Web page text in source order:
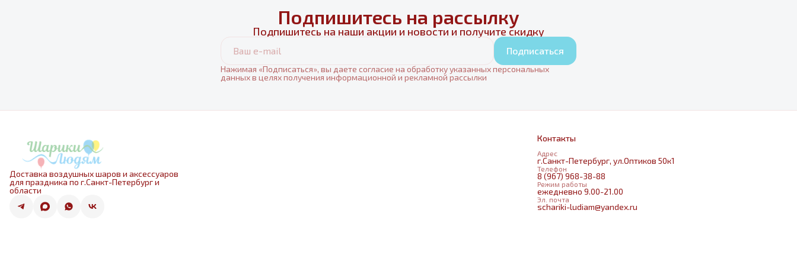
Подпишитесь на рассылку
Подпишитесь на наши акции и новости и получите скидку
Подписаться
Нажимая «Подписаться», вы даете согласие на обработку указанных персональных
данных в целях получения информационной и рекламной рассылки
Доставка воздушных шаров и аксессуаров
для праздника по г.Санкт-Петербург и
области
Контакты
Адрес
г.Санкт-Петербург, ул.Оптиков 50к1
Телефон
8 (967) 968-38-88
Режим работы
ежедневно 9.00-21.00
Эл. почта
schariki-ludiam@yandex.ru